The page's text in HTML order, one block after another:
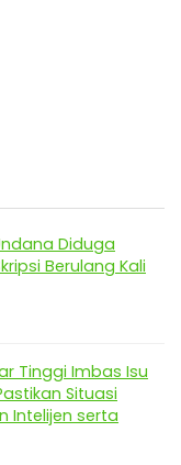
Diduga
Berulang Kali
Tinggi Imbas Isu
Situasi
Intelijen serta